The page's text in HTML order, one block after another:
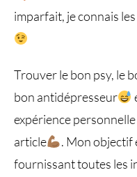
imparfait, je connais
Trouver le bon psy, le
bon antidépresseur
expérience personnelle
article
. Mon objectif
fournissant toutes les